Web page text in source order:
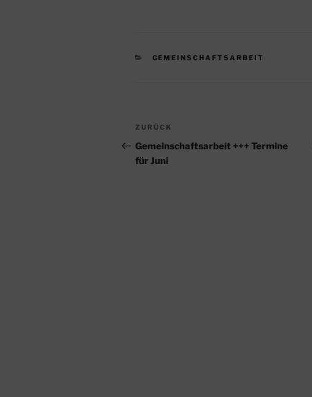
KATEGORIEN
GEMEINSCHAFTSARBEIT
Beitragsnavigation
Vorheriger
Beitrag
ZURÜCK
Gemeinschaftsarbeit +++ Termine
für Juni